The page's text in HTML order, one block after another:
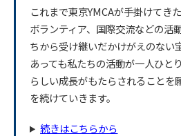
これまで東京YMCAが手掛けてき
ボランティア、国際交流などの活
ちから受け継いだかけがえのない
あっても私たちの活動が一人ひと
らしい成長がもたらされることを
を続けていきます。
続きはこちらから